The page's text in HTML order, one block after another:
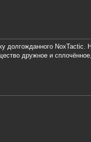
долгожданного
дружное и